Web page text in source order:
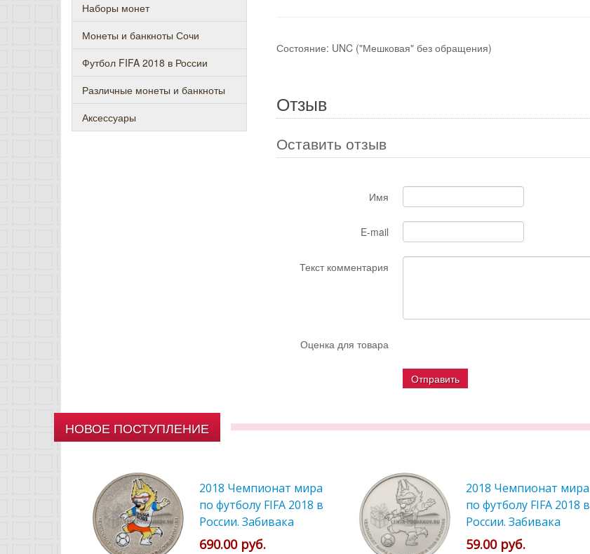
Состояние: UNC ("Мешковая" без обращения)
Отзыв
Оставить отзыв
Имя
E-mail
Текст комментария
Оценка для товара
Наборы монет
Монеты и банкноты Сочи
Футбол FIFA 2018 в России
Различные монеты и банкноты
Аксессуары
НОВОЕ ПОСТУПЛЕНИЕ
2018 Чемпионат мира
по футболу FIFA 2018 в
России. Забивака
цветной
690.00 руб.
2018 Чемпионат мира
по футболу FIFA 2018 в
России. Забивака
59.00 руб.